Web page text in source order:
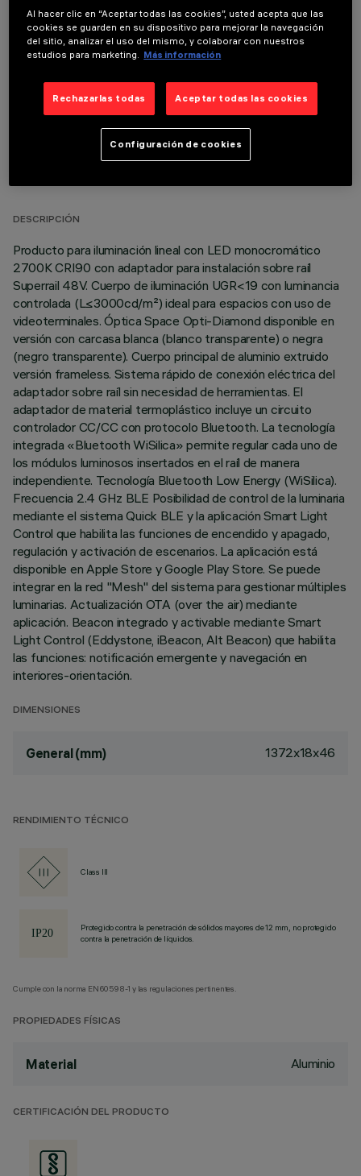
COLOR
DATOS TÉCNICOS
DESCRIPCIÓN
Producto para iluminación lineal con LED monocromático
2700K CRI90 con adaptador para instalación sobre raíl
Superrail 48V. Cuerpo de iluminación UGR<19 con luminancia
controlada (L≤3000cd/m²) ideal para espacios con uso de
videoterminales. Óptica Space Opti-Diamond disponible en
versión con carcasa blanca (blanco transparente) o negra
(negro transparente). Cuerpo principal de aluminio extruido
versión frameless. Sistema rápido de conexión eléctrica del
adaptador sobre raíl sin necesidad de herramientas. El
adaptador de material termoplástico incluye un circuito
controlador CC/CC con protocolo Bluetooth. La tecnología
integrada «Bluetooth WiSilica» permite regular cada uno de
los módulos luminosos insertados en el raíl de manera
independiente. Tecnología Bluetooth Low Energy (WiSilica).
Frecuencia 2.4 GHz BLE Posibilidad de control de la luminaria
mediante el sistema Quick BLE y la aplicación Smart Light
Control que habilita las funciones de encendido y apagado,
regulación y activación de escenarios. La aplicación está
disponible en Apple Store y Google Play Store. Se puede
integrar en la red "Mesh" del sistema para gestionar múltiples
luminarias. Actualización OTA (over the air) mediante
aplicación. Beacon integrado y activable mediante Smart
Light Control (Eddystone, iBeacon, Alt Beacon) que habilita
las funciones: notificación emergente y navegación en
interiores-orientación.
DIMENSIONES
General (mm) 1372x18x46
RENDIMIENTO TÉCNICO
Class III
Protegido contra la penetración de sólidos mayores de 12 mm, no protegido
contra la penetración de líquidos.
Cumple con la norma EN60598-1 y las regulaciones pertinentes.
PROPIEDADES FÍSICAS
Material Aluminio
CERTIFICACIÓN DEL PRODUCTO
Al hacer clic en “Aceptar todas las cookies”, usted acepta que las
cookies se guarden en su dispositivo para mejorar la navegación
del sitio, analizar el uso del mismo, y colaborar con nuestros
estudios para marketing. Más información
Rechazarlas todas Aceptar todas las cookies
Configuración de cookies